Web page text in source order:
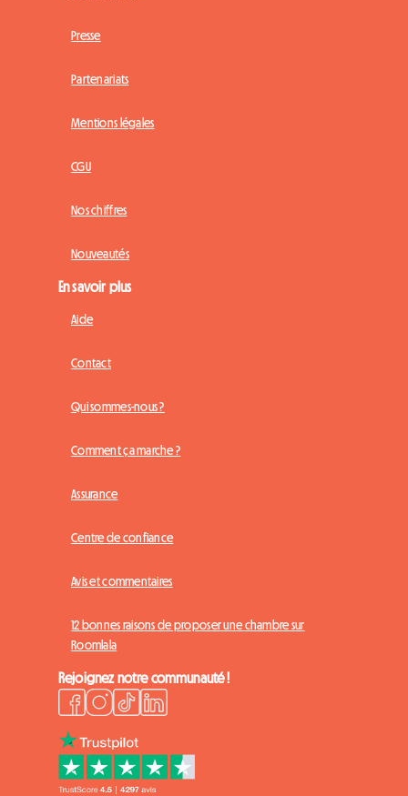
Presse
Partenariats
Mentions légales
CGU
Nos chiffres
Nouveautés
En savoir plus
Aide
Contact
Qui sommes-nous ?
Comment ça marche ?
Assurance
Centre de confiance
Avis et commentaires
12 bonnes raisons de proposer une chambre sur
Roomlala
Rejoignez notre communauté !